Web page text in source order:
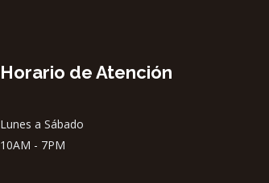
Horario de Atención
Lunes a Sábado
10AM - 7PM